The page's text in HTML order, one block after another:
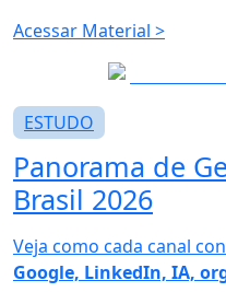
Acessar Material >
ESTUDO
Panorama de
Brasil 2026
Veja como cada canal
Google, LinkedIn, IA,